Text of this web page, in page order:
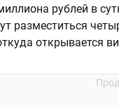
рублей в
разместиться